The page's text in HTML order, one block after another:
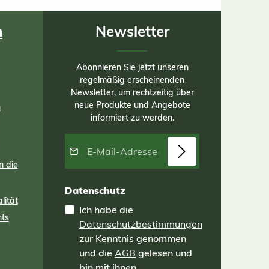
die
Newsletter
Abonnieren Sie jetzt unseren
regelmäßig erscheinenden
Newsletter, um rechtzeitig über
neue Produkte und Angebote
informiert zu werden.
E-Mail-Adresse*
Datenschutz
Ich habe die
Datenschutzbestimmungen
zur Kenntnis genommen
und die AGB gelesen und